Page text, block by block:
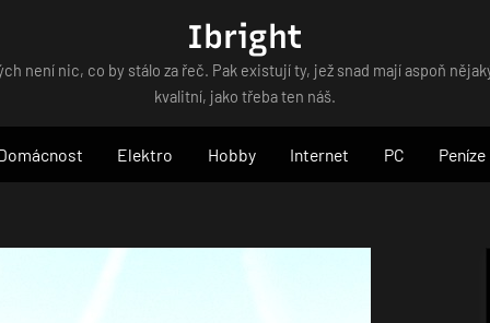
Ibright
není nic, co by stálo za řeč. Pak existují ty, jež snad mají aspoň
kvalitní, jako třeba ten náš.
Elektro Hobby Internet PC Peníze